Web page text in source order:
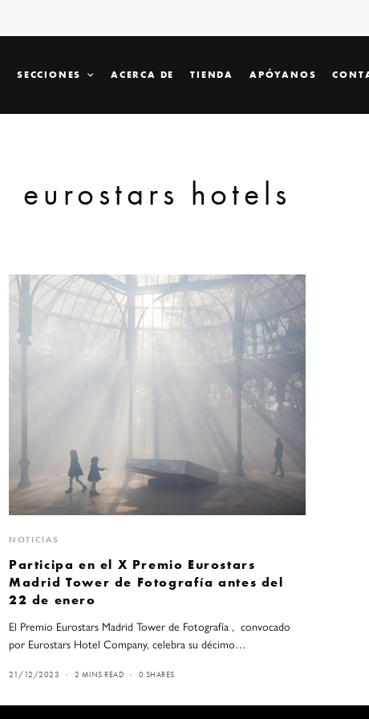
SECCIONES ACERCA DE TIENDA APÓYANOS
eurostars hotels
NOTICIAS
Participa en el X Premio Eurostars
Madrid Tower de Fotografía antes del
22 de enero
El Premio Eurostars Madrid Tower de Fotografía , convocado
por Eurostars Hotel Company, celebra su décimo…
21/12/2023 2 MINS READ 0 SHARES